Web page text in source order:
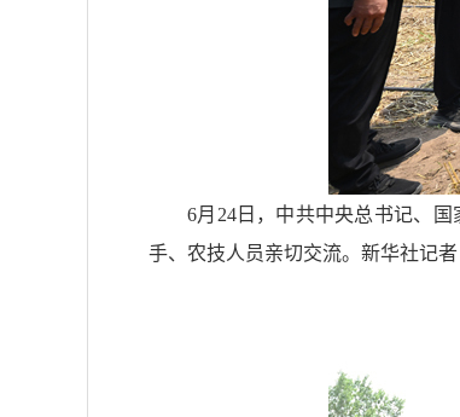
6月24日，中共中央总书记、
手、农技人员亲切交流。新华社记